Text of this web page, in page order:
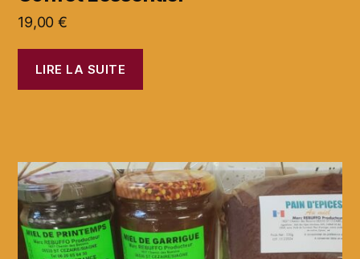
19,00 €
LIRE LA SUITE